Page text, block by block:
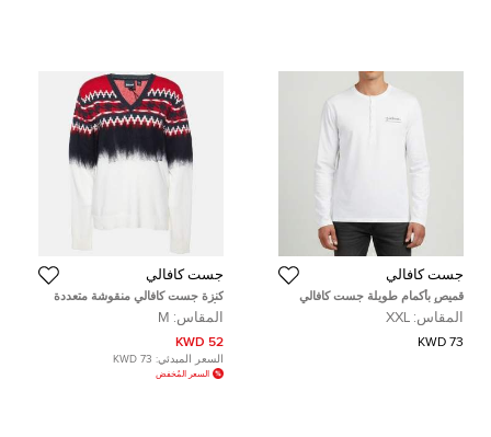
جست كافالي
قميص بأكمام طويلة جست كافالي
قطن أبيض مطرز بالشعار مقاس ضخم
جدًا
المقاس: XXL
73 KWD
جست كافالي
كنزة جست كافالي منقوشة متعددة
متوسط
المقاس: M
52 KWD
السعر المبدئي: 73 KWD
السعر المُخفض